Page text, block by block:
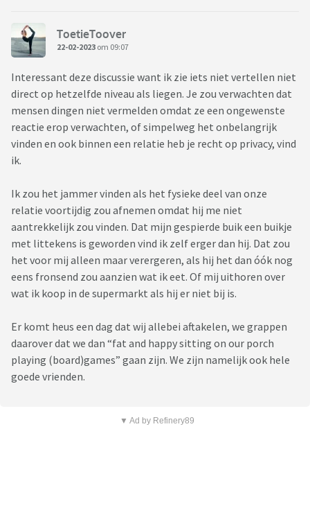
ToetieToover
22-02-2023 om 09:07
Interessant deze discussie want ik zie iets niet vertellen niet
direct op hetzelfde niveau als liegen. Je zou verwachten dat
mensen dingen niet vermelden omdat ze een ongewenste
reactie erop verwachten, of simpelweg het onbelangrijk
vinden en ook binnen een relatie heb je recht op privacy, vind
ik.
Ik zou het jammer vinden als het fysieke deel van onze
relatie voortijdig zou afnemen omdat hij me niet
aantrekkelijk zou vinden. Dat mijn gespierde buik een buikje
met littekens is geworden vind ik zelf erger dan hij. Dat zou
het voor mij alleen maar verergeren, als hij het dan óók nog
eens fronsend zou aanzien wat ik eet. Of mij uithoren over
wat ik koop in de supermarkt als hij er niet bij is.
Er komt heus een dag dat wij allebei aftakelen, we grappen
daarover dat we dan “fat and happy sitting on our porch
playing (board)games” gaan zijn. We zijn namelijk ook hele
goede vrienden.
▼ Ad by Refinery89